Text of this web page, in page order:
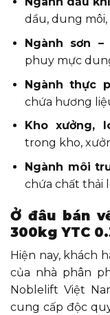
dầu, dung
Ngành sơn
phuy mực
Ngành thực
chứa hương
Kho xưởng,
trong kho,
Ngành môi
chứa chất thải
Ở đâu bán
300kg YTC
Hiện nay, khách
của nhà phân
Noblelift Việt
cung cấp độc